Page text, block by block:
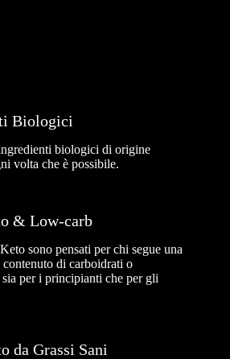
Biologici
biologici di origine
volta che è possibile.
& Low-carb
sono pensati per chi segue una
contenuto di carboidrati o
sia per i principianti che per gli
da Grassi Sani